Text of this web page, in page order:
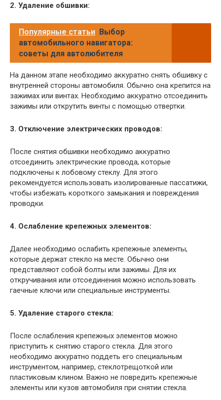
2. Удаление обшивки:
Популярные статьи Выбор
автомобильного навигатора:
советы для автолюбителя
На данном этапе необходимо аккуратно снять обшивку с
внутренней стороны автомобиля. Обычно она крепится на
зажимах или винтах. Необходимо аккуратно отсоединить
зажимы или открутить винты с помощью отвертки.
3. Отключение электрических проводов:
После снятия обшивки необходимо аккуратно
отсоединить электрические провода, которые
подключены к лобовому стеклу. Для этого
рекомендуется использовать изолированные пассатижи,
чтобы избежать короткого замыкания и повреждения
проводки.
4. Ослабление крепежных элементов:
Далее необходимо ослабить крепежные элементы,
которые держат стекло на месте. Обычно они
представляют собой болты или зажимы. Для их
откручивания или отсоединения можно использовать
гаечные ключи или специальные инструменты.
5. Удаление старого стекла:
После ослабления крепежных элементов можно
приступить к снятию старого стекла. Для этого
необходимо аккуратно поддеть его специальным
инструментом, например, стеклотрещоткой или
пластиковым клином. Важно не повредить крепежные
элементы или кузов автомобиля при снятии стекла.